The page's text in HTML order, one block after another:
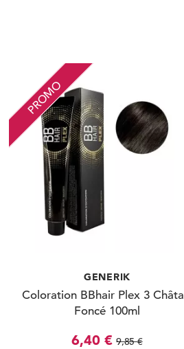
PROMO
GENERIK
Coloration BBhair Plex 3
Foncé 100ml
6,40 € 9,85 €